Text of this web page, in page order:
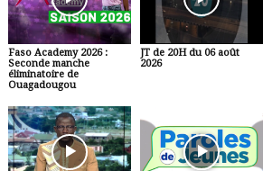
Faso Academy 2026 :
Seconde manche
éliminatoire de
Ouagadougou
JT de 20H du 06 août
2026